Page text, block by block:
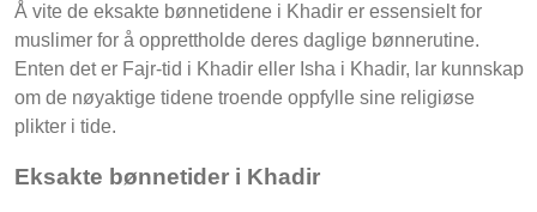
Å vite de eksakte bønnetidene i Khadir er essensielt for
muslimer for å opprettholde deres daglige bønnerutine.
Enten det er Fajr-tid i Khadir eller Isha i Khadir, lar kunnskap
om de nøyaktige tidene troende oppfylle sine religiøse
plikter i tide.
Eksakte bønnetider i Khadir